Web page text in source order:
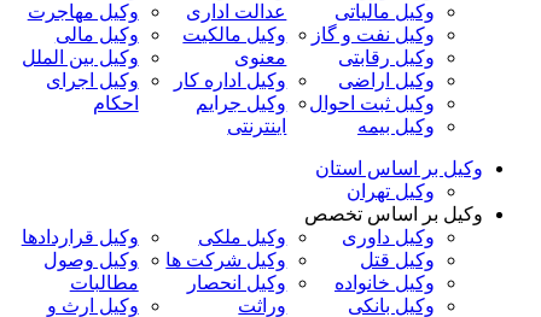
وکیل مالیاتی
وکیل نفت و گاز
وکیل رقابتی
وکیل اراضی
وکیل ثبت احوال
وکیل بیمه
عدالت اداری
وکیل مالکیت
معنوی
وکیل اداره کار
وکیل جرایم
اینترنتی
وکیل مهاجرت
وکیل مالی
وکیل بین الملل
وکیل اجرای
احکام
وکیل بر اساس استان
وکیل تهران
وکیل بر اساس تخصص
وکیل داوری
وکیل قتل
وکیل خانواده
وکیل بانکی
وکیل ملکی
وکیل شرکت ها
وکیل انحصار
وراثت
وکیل قراردادها
وکیل وصول
مطالبات
وکیل ارث و